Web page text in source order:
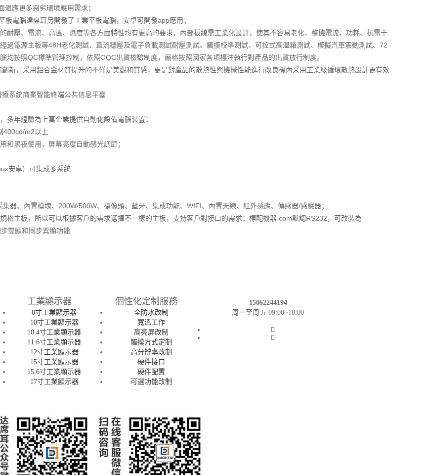
應更多惡劣環境應用需求；
電腦達席耳另開發了工業平板電腦，安卓可開發app應用；
耐壓、電流、高溫、濕度等各方面特性均有更高的要求，內部板線需工業化設計，使其不容易老化、整機電流、功耗、抗電干
過電源主板等48H老化測試、直流穩壓及電子負載測試耐壓測試、觸摸校準測試、可控式高溫箱測試、模擬汽車震動測試、72
按照QC標準管理控制，依照OQC出貨檢驗制度，嚴格按照國家各項標注執行對產品的出貨放行制度。
新，采用鋁合金材質提升的不僅是美觀和質感，更是對產品的散熱性與機械性能進行改良機內采用工業級循環散熱設計更有效
系統商業智能終端公共信息平臺
年經驗為上萬企業提供自動化設備電腦裝置；
400cd/m2以上
和黑夜使用，屏幕亮度自動感光調節；
安卓）可集成多系統
器、內置模塊、200W/500W、攝像頭、藍牙、集成功能、WIFI、內置天線、紅外感應、傳感器/感應器；
格主板，所以可以根據客戶的需求選擇不一樣的主板，支持客戶對接口的需求；標配機器 com默認RS232，可改裝為
雙顯和同步異顯功能
工業顯示器
8寸工業顯示器
10寸工業顯示器
10.4寸工業顯示器
11.6寸工業顯示器
12寸工業顯示器
15寸工業顯示器
15.6寸工業顯示器
17寸工業顯示器
個性化定制服務
全防水改制
寬溫工作
高亮屏改制
觸摸方式定制
高分辨率改制
硬件接口
硬件配置
可選功能改制
15062244194
周一至周五 09:00~18:00